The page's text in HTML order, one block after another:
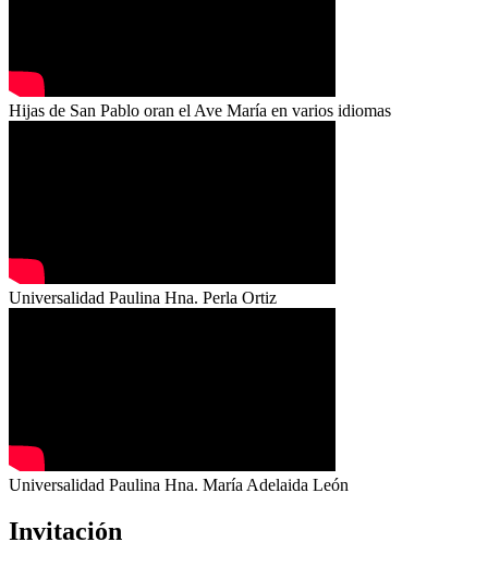
Hijas de San Pablo oran el Ave María en varios idiomas
Universalidad Paulina Hna. Perla Ortiz
Universalidad Paulina Hna. María Adelaida León
Invitación